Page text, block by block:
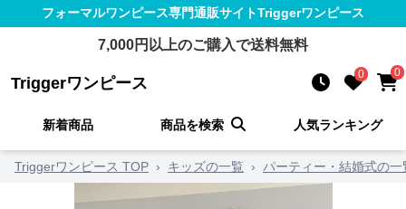
フォーマルワンピース専門通販サイトTriggerワンピース
7,000円以上のご購入で送料無料
Triggerワンピース 0 0
新着商品 商品を検索 人気ランキング
Triggerワンピース TOP › キッズの一覧 › パーティー・結婚式の一